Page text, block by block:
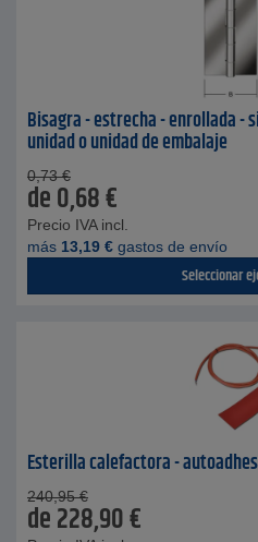
Bisagra - estrecha - enrollada -
unidad o unidad de embalaje
0,73 €
de0,68€
Precio IVA incl.
más 13,19 € gastos de envío
Seleccionar
Esterilla calefactora -
240,95 €
de228,90€